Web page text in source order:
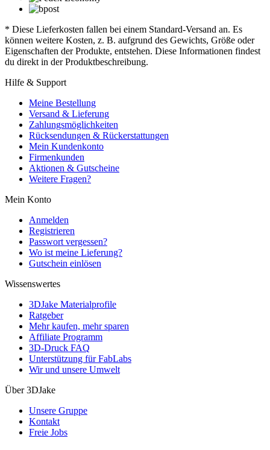
* Diese Lieferkosten fallen bei einem Standard-Versand an. Es
können weitere Kosten, z. B. aufgrund des Gewichts, Größe oder
Eigenschaften der Produkte, entstehen. Diese Informationen findest
du direkt in der Produktbeschreibung.
Hilfe & Support
Meine Bestellung
Versand & Lieferung
Zahlungsmöglichkeiten
Rücksendungen & Rückerstattungen
Mein Kundenkonto
Firmenkunden
Aktionen & Gutscheine
Weitere Fragen?
Mein Konto
Anmelden
Registrieren
Passwort vergessen?
Wo ist meine Lieferung?
Gutschein einlösen
Wissenswertes
3DJake Materialprofile
Ratgeber
Mehr kaufen, mehr sparen
Affiliate Programm
3D-Druck FAQ
Unterstützung für FabLabs
Wir und unsere Umwelt
Über 3DJake
Unsere Gruppe
Kontakt
Freie Jobs